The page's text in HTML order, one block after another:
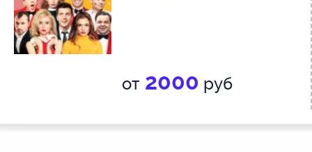
от 2000 руб